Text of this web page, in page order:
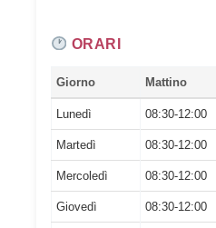
ORARI
Giorno Mattino
Lunedì 08:30-12:00
Martedì 08:30-12:00
Mercoledì 08:30-12:00
Giovedì 08:30-12:00